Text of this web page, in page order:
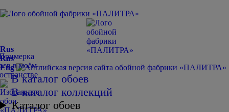
Rus
Rus
Eng
В каталог обоев
В каталог коллекций
Каталог обоев